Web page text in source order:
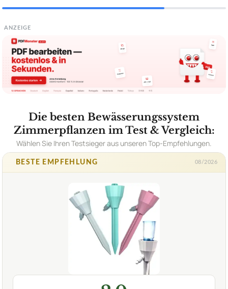
ANZEIGE
Die besten Bewässerungssystem
Zimmerpflanzen im Test & Vergleich:
Wählen Sie Ihren Testsieger aus unseren Top-Empfehlungen.
BESTE EMPFEHLUNG 08/2026